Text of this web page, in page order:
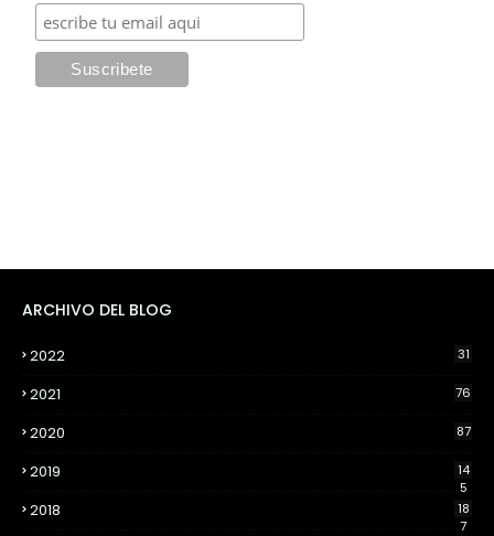
ARCHIVO DEL BLOG
2022 31
2021 76
2020 87
2019
14
5
2018
18
7